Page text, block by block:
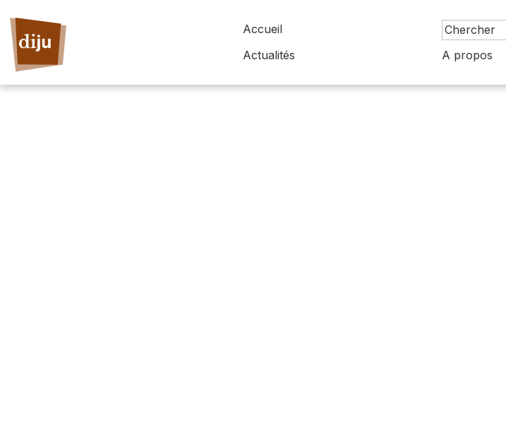
Accueil
Actualités
A propos